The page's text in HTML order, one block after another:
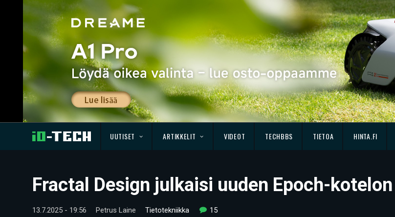
UUTISET ARTIKKELIT VIDEOT TECHBBS TIETOA HINTA.FI
Fractal Design julkaisi uuden Epoch-kotelon
13.7.2025 - 19:56 Petrus Laine Tietotekniikka 15